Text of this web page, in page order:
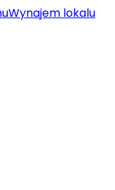
Wynajem lokalu